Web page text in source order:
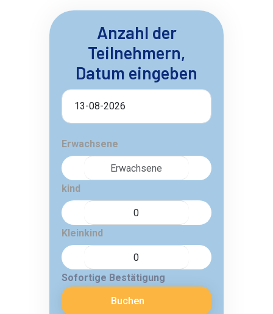
Anzahl der
Teilnehmern,
Datum eingeben
Erwachsene
kind
Kleinkind
Sofortige Bestätigung
Buchen